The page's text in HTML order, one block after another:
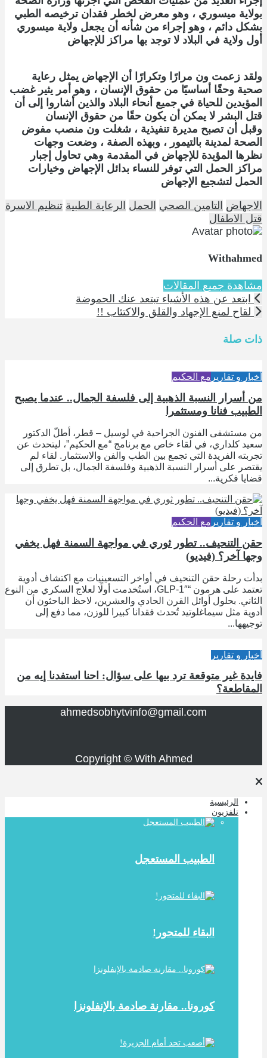
بولاية ميسوري ، وهو معرض لخطر فقدان ترخيصه الطبي
بشكل دائم ، وهو إجراء من شأنه أن يجعل ولاية ميسوري
أول ولاية في البلاد لا توجد بها مراكز للإجهاض
ولقد زعمت ون مرارًا وتكرارًا أن الإجهاض يمثل رعاية
صحية وحقًا أساسيًا من حقوق الإنسان ، وهو أمر يثير غضب
المؤيدين للحياة في جميع أنحاء البلاد والذين أشاروا إلى أن
قتل البشر لا يمكن أن يكون حقًا من حقوق الإنسان
وقبل أن تصبح مديرة تنفيذية ، شغلت ون منصب مفوض
الصحة لمدينة بالتيمور ، وبهذه الصفة ، وضعت وجهات
نظرها المؤيدة للإجهاض في المقدمة وهي تحاول إجبار
مراكز الحمل التي توفر للنساء بدائل الإجهاض وخيارات
الحمل لتشجيع الإجهاض
الاجهاض التامين الصحي الحمل الرعاية الطبية تنظيم الاسرة
قتل الاطفال
Withahmed
مشاهدة جميع المقالات
ابتعد عن هذه الأشياء تبتعد عنك الحموضة
لقاح لمنع الإجهاد والقلق والاكتئاب !!
ذات صلة
أخبار و تقارير مع الحكيم
من أسرار النسبة الذهبية إلى فلسفة الجمال.. عندما يصبح
الطبيب فنانا ومستثمرا
من مستشفى الفنون الجراحية في لوسيل – قطر، أطلّ الدكتور
سعيد كلداري، في لقاء خاص مع برنامج “مع الحكيم”، ليتحدث عن
تجربته الفريدة التي تجمع بين الطب والفن والاستثمار. لقاء لم
يقتصر على أسرار النسبة الذهبية وفلسفة الجمال، بل تطرق إلى
قضايا فكرية...
أخبار و تقارير مع الحكيم
حقن التنحيف.. تطور ثوري في مواجهة السمنة فهل يخفي
وجها آخر؟ (فيديو)
بدأت رحلة حقن التنحيف في أواخر التسعينيات مع اكتشاف أدوية
تعتمد على هرمون “GLP-1″، استُخدمت أولًا لعلاج السكري من النوع
الثاني. بحلول أوائل القرن الحادي والعشرين، لاحظ الباحثون أن
أدوية مثل سيماغلوتيد تُحدث فقدانا كبيرا للوزن، مما دفع إلى
توجيهها...
أخبار و تقارير
فايدة غير متوقعة ترد بيها على سؤال: احنا استفدنا إيه من
المقاطعة؟
ahmedsobhytvinfo@gmail.com
Copyright © With Ahmed
الرئيسية
تلفزيون
الطبيب المستعجل
البقاء للمتحور!
كورونا.. مقارنة صادمة بالإنفلونزا